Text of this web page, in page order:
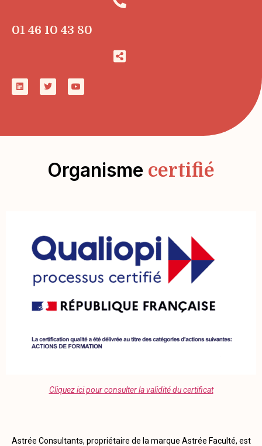
01 46 10 43 80
Organisme certifié
Cliquez ici pour consulter la validité du certificat
Astrée Consultants, propriétaire de la marque Astrée Faculté, est